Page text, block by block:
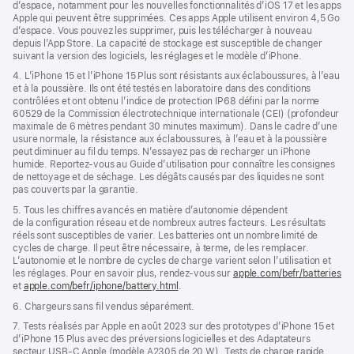
d’espace, notamment pour les nouvelles fonctionnalités d’iOS 17 et les apps
Apple qui peuvent être supprimées. Ces apps Apple utilisent environ 4,5 Go
d’espace. Vous pouvez les supprimer, puis les télécharger à nouveau
depuis l’App Store. La capacité de stockage est susceptible de changer
suivant la version des logiciels, les réglages et le modèle d’iPhone.
4. L’iPhone 15 et l’iPhone 15 Plus sont résistants aux éclaboussures, à l’eau
et à la poussière. Ils ont été testés en laboratoire dans des conditions
contrôlées et ont obtenu l’indice de protection IP68 défini par la norme
60529 de la Commission électrotechnique internationale (CEI) (profondeur
maximale de 6 mètres pendant 30 minutes maximum). Dans le cadre d’une
usure normale, la résistance aux éclaboussures, à l’eau et à la poussière
peut diminuer au fil du temps. N’essayez pas de recharger un iPhone
humide. Reportez‑vous au Guide d’utilisation pour connaître les consignes
de nettoyage et de séchage. Les dégâts causés par des liquides ne sont
pas couverts par la garantie.
5. Tous les chiffres avancés en matière d’autonomie dépendent
de la configuration réseau et de nombreux autres facteurs. Les résultats
réels sont susceptibles de varier. Les batteries ont un nombre limité de
cycles de charge. Il peut être nécessaire, à terme, de les remplacer.
L’autonomie et le nombre de cycles de charge varient selon l’utilisation et
les réglages. Pour en savoir plus, rendez-vous sur apple.com/befr/batteries
et apple.com/befr/iphone/battery.html .
6. Chargeurs sans fil vendus séparément.
7. Tests réalisés par Apple en août 2023 sur des prototypes d’iPhone 15 et
d’iPhone 15 Plus avec des préversions logicielles et des Adaptateurs
secteur USB‑C Apple (modèle A2305 de 20 W). Tests de charge rapide